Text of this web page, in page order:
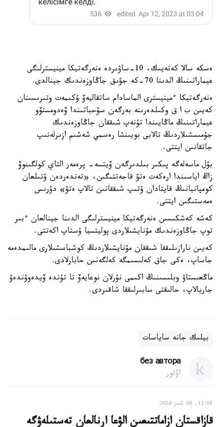
ەسكە سالا كەتەيىك، 10-ساۋىردە ەنەرگەتيكا مينيسترلىگى
عيماراتىنىڭ الدىنا 70-كە جۋىق جاڭاوزەندىك جينالدى.
ەنەرگەتيكا ءمينيسترى الماسادام ساتقاليەۆ ۇكىمەت وتىرىسىنان
كەيىن ب ا ق وكىلدەرىنە بەرگەن سۇحباتىندا ۆەدومستۆو
عيماراتىنىڭ ماڭايىندا تۇنەپ شىققان جاڭاوزەندىك
جۇمىسشىلاردىڭ تالابى بويىنشا رەسمي شەشىم ازىرلەنىپ
جاتقانىن ايتتى.
بۇل ماسەلەگە پىكىر بىلدىرگەن ۆيتسە- پرەمەر التاي كولگىنوۆ
زاڭ اياسىندا ارەكەت ەتۋ قاجەتتىگىن، «تەندەردەن ۇتىلعان
كومپانيانىڭ قايتادان ۇتىپ شىققانىن تالاپ ەتۋ» دۇرىس
ەمەستىگىن ايتتى.
كەشە كەشكىسىن ەنەرگەتيكا مينيسترلىگى الدىنا جينالعان ءبىر
توپ جاڭاوزەندىك مۇنايشىلاردى پوليتسيا ۇستاپ اكەتتى.
كەيىن نارازىلىققا شىققان مۇنايشىلاردىڭ كوشباسشىلارى مالىمدەمە
جاساپ، ەكى جاق كەلىسىمگە كەلگەنىن حابارلادى.
ماڭعىستاۋ وبلىسىنىڭ اكىمى نۇرلان نوعايەۆ تا تۇندە ۆيدەوۇندەۋ
جاريالاپ، حالىقتى سابىرلىققا شاقىردى.
بيلىك جانە ساياسات
без автора
اۆتور
11:09, 09 تامىز 2026
قازاقستان ازاماتتىعىن الۋعا ارنالعان تەستىلەۋگە